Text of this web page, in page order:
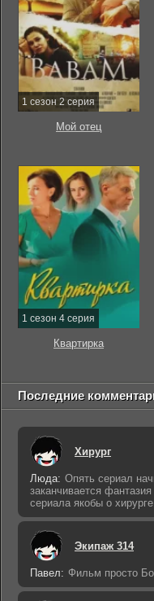
1 сезон 2 серия
Мой отец
1 сезон 4 серия
Квартирка
Последние
Хирург
Люда: Опять сериал
заканчивается
сериала якобы о
Экипаж 314
Павел: Фильм просто